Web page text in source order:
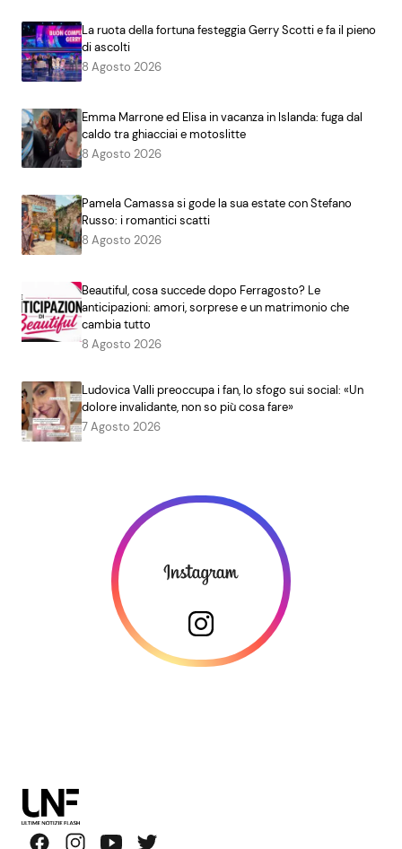
La ruota della fortuna festeggia Gerry Scotti e fa il pieno
di ascolti
8 Agosto 2026
Emma Marrone ed Elisa in vacanza in Islanda: fuga dal
caldo tra ghiacciai e motoslitte
8 Agosto 2026
Pamela Camassa si gode la sua estate con Stefano
Russo: i romantici scatti
8 Agosto 2026
Beautiful, cosa succede dopo Ferragosto? Le
anticipazioni: amori, sorprese e un matrimonio che
cambia tutto
8 Agosto 2026
Ludovica Valli preoccupa i fan, lo sfogo sui social: «Un
dolore invalidante, non so più cosa fare»
7 Agosto 2026